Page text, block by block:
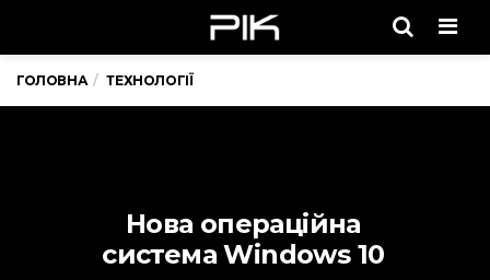
ГОЛОВНА ТЕХНОЛОГІЇ
Нова операційна
система Windows 10